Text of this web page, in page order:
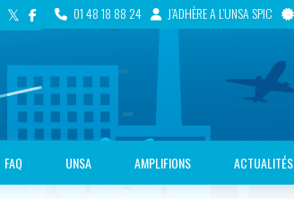
01 48 18 88 24 J’ADHÈRE A L’UNSA SPIC
FAQ UNSA AMPLIFIONS ACTUALITÉS